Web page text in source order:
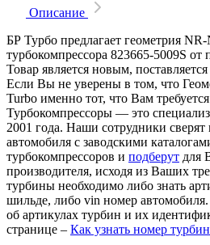
Описание
БР Турбо предлагает геометрия
турбокомпрессора 823665-5009S от
Товар является новым,
Если Вы не уверены в том, что
Turbo именно тот, что Вам
Турбокомпрессоры — это
2001 года. Наши сотрудники
автомобиля с заводскими
турбокомпрессоров и подберут для
производителя, исходя из Ваших
турбины необходимо либо знать
шильде, либо vin номер
об артикулах турбин и их
странице – Как узнать номер